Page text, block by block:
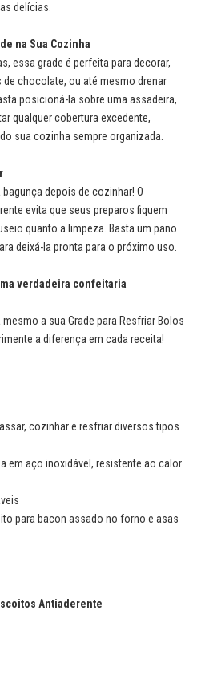
delícias.
na Sua Cozinha
essa grade é perfeita para decorar,
chocolate, ou até mesmo drenar
posicioná-la sobre uma assadeira,
qualquer cobertura excedente,
sua cozinha sempre organizada.
depois de cozinhar! O
evita que seus preparos fiquem
quanto a limpeza. Basta um pano
deixá-la pronta para o próximo uso.
verdadeira confeitaria
a sua Grade para Resfriar Bolos
a diferença em cada receita!
cozinhar e resfriar diversos tipos
em aço inoxidável, resistente ao calor
para bacon assado no forno e asas
Antiaderente